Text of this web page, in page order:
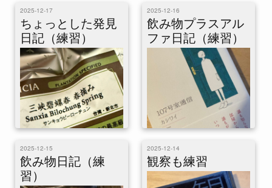
ダー「日記ぽい」19日目の記事
です。今日はバイクに乗りまし
た 5時前に起きたが出発は6時
になった。だい...
ダー「日記ぽい」18日目の記事
です。主観だけ書くぞ。 今日
は名間四季春4gくらいを
200ml・四煎と...
2025-12-17
ちょっとした発見
日記（練習）
これはひとりアドベントカレン
ダー「日記ぽい」17日目の記事
です。ミニマル日記に発見を混
2025-12-16
飲み物プラスアル
ファ日記（練習）
これはひとりアドベントカレン
ダー「日記ぽい」16日目の記事
です。昨日より記載の多いシン
2025-12-15
飲み物日記（練
習）
2025-12-14
観察も練習